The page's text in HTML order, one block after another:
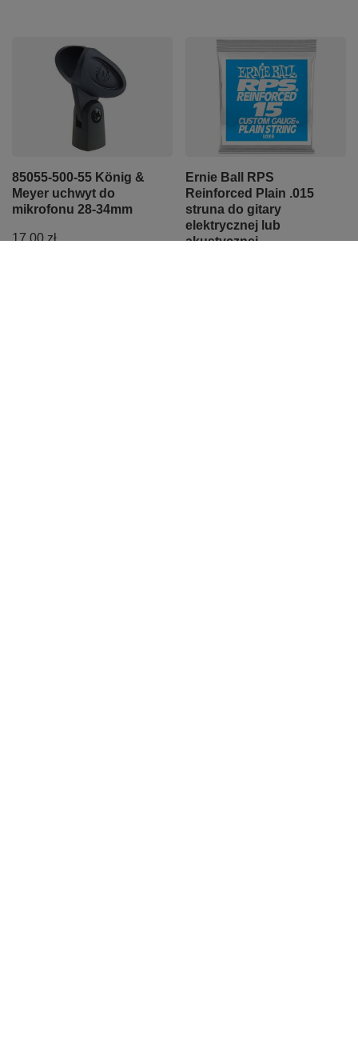
85055-500-55 König &
Meyer uchwyt do
mikrofonu 28-34mm
17,00 zł
Ernie Ball RPS
Reinforced Plain .015
struna do gitary
elektrycznej lub
akustycznej